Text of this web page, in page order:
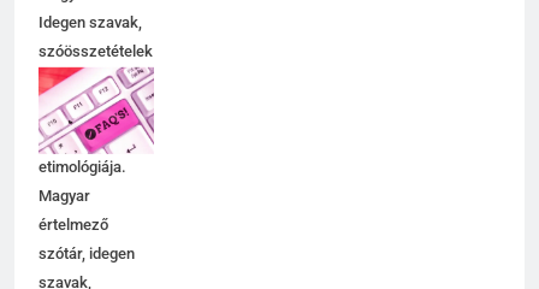
magyarul?
Idegen szavak,
szóösszetételek
jelentése,
magyarázata,
használata,
etimológiája.
Magyar
értelmező
szótár, idegen